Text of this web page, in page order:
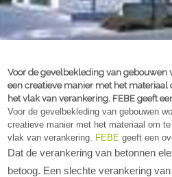
Voor de gevelbekleding van
een creatieve manier met het
het vlak van verankering. FEBE geeft
Voor de gevelbekleding van gebouwen
creatieve manier met het materiaal om
vlak van verankering.
FEBE geeft een
Dat de verankering van betonnen
betoog. Een slechte verankering